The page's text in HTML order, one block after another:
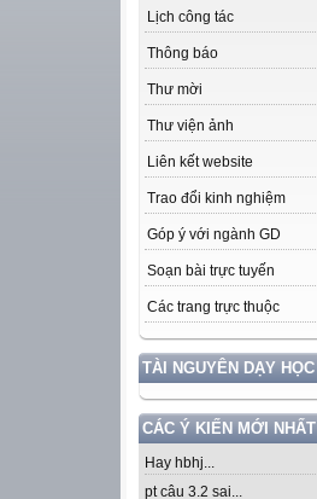
Lịch công tác
Thông báo
Thư mời
Thư viện ảnh
Liên kết website
Trao đổi kinh nghiệm
Góp ý với ngành GD
Soạn bài trực tuyến
Các trang trực thuộc
TÀI NGUYÊN DẠY HỌC
CÁC Ý KIẾN MỚI NHẤT
Hay hbhj...
pt câu 3.2 sai...